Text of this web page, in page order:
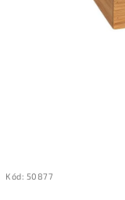
Kód: 50877